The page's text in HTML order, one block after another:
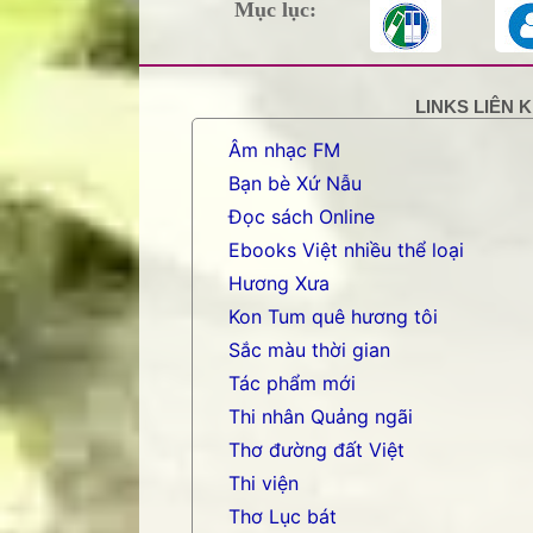
Mục lục:
LINKS LIÊN
Âm nhạc FM
Bạn bè Xứ Nẫu
Đọc sách Online
Ebooks Việt nhiều thể loại
Hương Xưa
Kon Tum quê hương tôi
Sắc màu thời gian
Tác phẩm mới
Thi nhân Quảng ngãi
Thơ đường đất Việt
Thi viện
Thơ Lục bát